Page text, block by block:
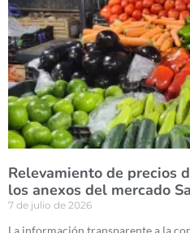
Relevamiento de precios
los anexos del mercado
7 de julio de 2026